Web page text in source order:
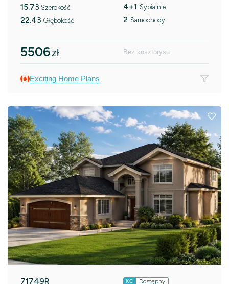
15.73 Szerokość
22.43 Głębokość
4+1 Sypialnie
2 Samochody
5506zł Bez kosztorysu
Exciting Home Plans
71749R KC Dostępny